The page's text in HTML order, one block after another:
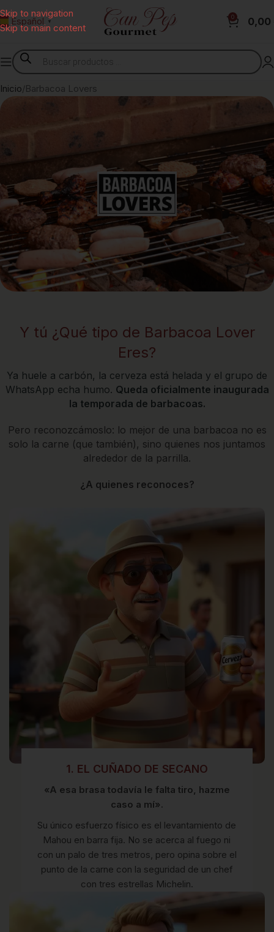
Skip to navigation
Skip to main content
Español ▼
0 0,00
Inicio Barbacoa Lovers
Y tú ¿Qué tipo de Barbacoa Lover
Eres?
Ya huele a carbón, la cerveza está helada y el grupo de
WhatsApp echa humo. Queda oficialmente inaugurada
la temporada de barbacoas.
Pero reconozcámoslo: lo mejor de una barbacoa no es
solo la carne (que también), sino quienes nos juntamos
alrededor de la parrilla.
¿A quienes reconoces?
1. EL CUÑADO DE SECANO
«A esa brasa todavía le falta tiro, hazme
caso a mí».
Su único esfuerzo físico es el levantamiento de
Mahou en barra fija. No se acerca al fuego ni
con un palo de tres metros, pero opina sobre el
punto de la carne con la seguridad de un chef
con tres estrellas Michelin.